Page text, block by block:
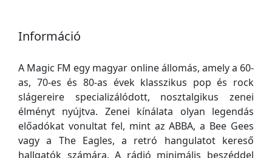
Információ
A Magic FM egy magyar online állomás, amely a 60-
as, 70-es és 80-as évek klasszikus pop és rock
slágereire specializálódott, nosztalgikus zenei
élményt nyújtva. Zenei kínálata olyan legendás
előadókat vonultat fel, mint az ABBA, a Bee Gees
vagy a The Eagles, a retró hangulatot kereső
hallgatók számára. A rádió minimális beszéddel